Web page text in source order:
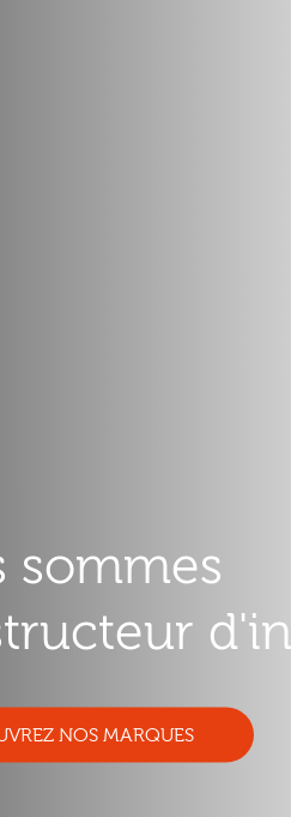
sommes
NOS MARQUES